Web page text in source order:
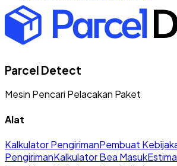
Parcel Detect
Mesin Pencari Pelacakan Paket
Alat
Kalkulator PengirimanPembuat
PengirimanKalkulator Bea Masuk